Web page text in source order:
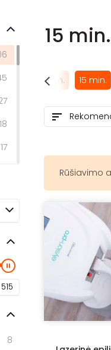
15
min. 10 min. 15 min.
18
17
8
6
5
8
Rūšiavimo